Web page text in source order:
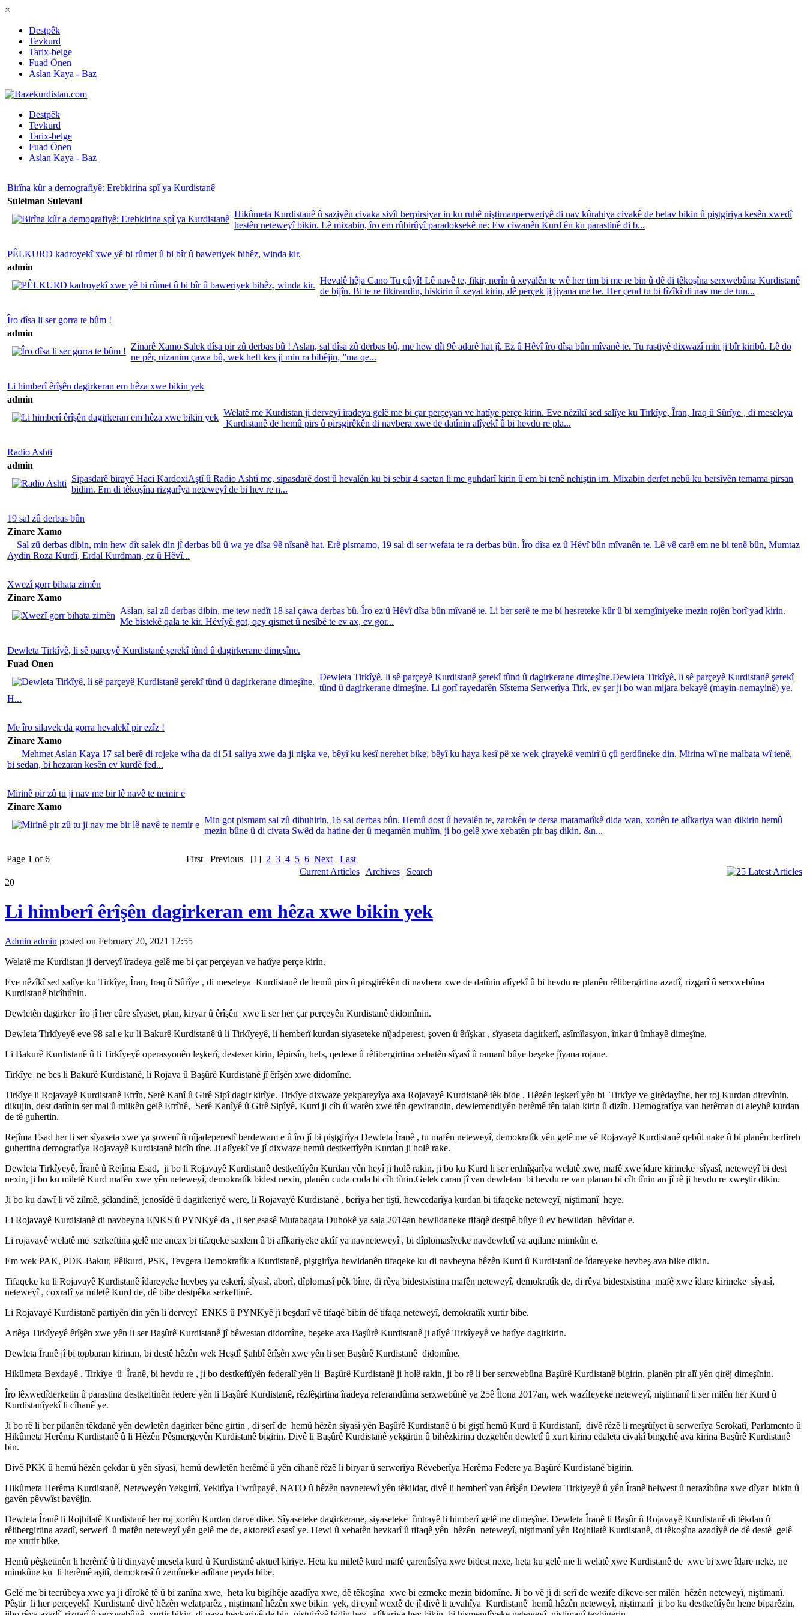
×
Destpêk
Tevkurd
Tarix-belge
Fuad Önen
Aslan Kaya - Baz
Destpêk
Tevkurd
Tarix-belge
Fuad Önen
Aslan Kaya - Baz
Birîna kûr a demografiyê: Erebkirina spî ya Kurdistanê
Suleiman Sulevani
Hikûmeta Kurdistanê û saziyên civaka sivîl berpirsiyar in ku ruhê niştimanperweriyê di nav kûrahiya civakê de belav bikin û piştgiriya kesên xwedî
hestên neteweyî bikin. Lê mixabin, îro em rûbirûyî paradoksekê ne: Ew ciwanên Kurd ên ku parastinê di b...
PÊLKURD kadroyekî xwe yê bi rûmet û bi bîr û baweriyek bihêz, winda kir.
admin
Hevalê hêja Cano Tu çûyî! Lê navê te, fikir, nerîn û xeyalên te wê her tim bi me re bin û dê di têkoşîna serxwebûna Kurdistanê
de bijîn. Bi te re fikirandin, hiskirin û xeyal kirin, dê perçek ji jiyana me be. Her çend tu bi fîzîkî di nav me de tun...
Îro dîsa li ser gorra te bûm !
admin
Zinarê Xamo Salek dîsa pir zû derbas bû ! Aslan, sal dîsa zû derbas bû, me hew dît 9ê adarê hat jî. Ez û Hêvî îro dîsa bûn mîvanê te. Tu rastiyê dixwazî min ji bîr kiribû. Lê do
ne pêr, nizanim çawa bû, wek heft kes ji min ra bibêjin, ”ma qe...
Li himberî êrîşên dagirkeran em hêza xwe bikin yek
admin
Welatê me Kurdistan ji derveyî îradeya gelê me bi çar perçeyan ve hatîye perçe kirin. Eve nêzîkî sed salîye ku Tirkîye, Îran, Iraq û Sûrîye , di meseleya
Kurdistanê de hemû pirs û pirsgirêkên di navbera xwe de datînin alîyekî û bi hevdu re pla...
Radio Ashti
admin
Sipasdarê birayê Haci KardoxiAştî û Radio Ashtî me, sipasdarê dost û hevalên ku bi sebir 4 saetan li me guhdarî kirin û em bi tenê nehiştin im. Mixabin derfet nebû ku bersîvên temama pirsan
bidim. Em di têkoşîna rizgarîya neteweyî de bi hev re n...
19 sal zû derbas bûn
Zinare Xamo
Sal zû derbas dibin, min hew dît salek din jî derbas bû û wa ye dîsa 9ê nîsanê hat. Erê pismamo, 19 sal di ser wefata te ra derbas bûn. Îro dîsa ez û Hêvî bûn mîvanên te. Lê vê carê em ne bi tenê bûn, Mumtaz
Aydin Roza Kurdî, Erdal Kurdman, ez û Hêvî...
Xwezî gorr bihata zimên
Zinare Xamo
Aslan, sal zû derbas dibin, me tew nedît 18 sal çawa derbas bû. Îro ez û Hêvî dîsa bûn mîvanê te. Li ber serê te me bi hesreteke kûr û bi xemgîniyeke mezin rojên borî yad kirin.
Me bîstekê qala te kir. Hêvîyê got, qey qismet û nesîbê te ev ax, ev gor...
Dewleta Tirkîyê, li sê parçeyê Kurdistanê şerekî tûnd û dagirkerane dimeşîne.
Fuad Onen
Dewleta Tirkîyê, li sê parçeyê Kurdistanê şerekî tûnd û dagirkerane dimeşîne.Dewleta Tirkîyê, li sê parçeyê Kurdistanê şerekî
tûnd û dagirkerane dimeşîne. Li gorî rayedarên Sîstema Serwerîya Tirk, ev şer ji bo wan mijara bekayê (mayin-nemayinê) ye.
H...
Me îro silavek da gorra hevalekî pir ezîz !
Zinare Xamo
Mehmet Aslan Kaya 17 sal berê di rojeke wiha da di 51 saliya xwe da ji nişka ve, bêyî ku kesî nerehet bike, bêyî ku haya kesî pê xe wek çirayekê vemirî û çû gerdûneke din. Mirina wî ne malbata wî tenê,
bi sedan, bi hezaran kesên ev kurdê fed...
Mirinê pir zû tu ji nav me bir lê navê te nemir e
Zinare Xamo
Min got pismam sal zû dibuhirin, 16 sal derbas bûn. Hemû dost û hevalên te, zarokên te dersa matamatîkê dida wan, xortên te alîkariya wan dikirin hemû
mezin bûne û di civata Swêd da hatine der û meqamên muhîm, ji bo gelê xwe xebatên pir baş dikin. &n...
Page 1 of 6 First Previous [1] 2 3 4 5 6 Next
Last
Current Articles| Archives| Search
20
Li himberî êrîşên dagirkeran em hêza xwe bikin yek
Admin admin posted on February 20, 2021 12:55
Welatê me Kurdistan ji derveyî îradeya gelê me bi çar perçeyan ve hatîye perçe kirin.
Eve nêzîkî sed salîye ku Tirkîye, Îran, Iraq û Sûrîye , di meseleya Kurdistanê de hemû pirs û pirsgirêkên di navbera xwe de datînin alîyekî û bi hevdu re planên rêlibergirtina azadî, rizgarî û serxwebûna
Kurdistanê bicîhtînin.
Dewletên dagirker îro jî her cûre sîyaset, plan, kiryar û êrîşên xwe li ser her çar perçeyên Kurdistanê didomînin.
Dewleta Tirkîyeyê eve 98 sal e ku li Bakurê Kurdistanê û li Tirkîyeyê, li hemberî kurdan siyaseteke nîjadperest, şoven û êrîşkar , sîyaseta dagirkerî, asîmîlasyon, înkar û îmhayê dimeşîne.
Li Bakurê Kurdistanê û li Tirkîyeyê operasyonên leşkerî, desteser kirin, lêpirsîn, hefs, qedexe û rêlibergirtina xebatên sîyasî û ramanî bûye beşeke jîyana rojane.
Tirkîye ne bes li Bakurê Kurdistanê, li Rojava û Başûrê Kurdistanê jî êrîşên xwe didomîne.
Tirkîye li Rojavayê Kurdistanê Efrîn, Serê Kanî û Girê Sipî dagir kirîye. Tirkîye dixwaze yekpareyîya axa Rojavayê Kurdistanê têk bide . Hêzên leşkerî yên bi Tirkîye ve girêdayîne, her roj Kurdan direvînin,
dikujin, dest datînin ser mal û milkên gelê Efrînê, Serê Kanîyê û Girê Sipîyê. Kurd ji cîh û warên xwe tên qewirandin, dewlemendiyên herêmê tên talan kirin û dizîn. Demografîya van herêman di aleyhê kurdan
de tê guhertin.
Rejîma Esad her li ser sîyaseta xwe ya şowenî û nîjadeperestî berdewam e û îro jî bi piştgirîya Dewleta Îranê , tu mafên neteweyî, demokratîk yên gelê me yê Rojavayê Kurdistanê qebûl nake û bi planên berfireh
guhertina demografîya Rojavayê Kurdistanê bicîh tîne. Ji alîyekî ve jî dixwaze hemû destkeftîyên Kurdan ji holê rake.
Dewleta Tirkîyeyê, Îranê û Rejîma Esad, ji bo li Rojavayê Kurdistanê destkeftîyên Kurdan yên heyî ji holê rakin, ji bo ku Kurd li ser erdnîgarîya welatê xwe, mafê xwe îdare kirineke sîyasî, neteweyî bi dest
nexin, ji bo ku miletê Kurd mafên xwe yên neteweyî, demokratîk bidest nexin, planên cuda cuda bi cîh tînin.Gelek caran jî van dewletan bi hevdu re van planan bi cîh tînin an jî rê ji hevdu re xweştir dikin.
Ji bo ku dawî li vê zilmê, şêlandinê, jenosîdê û dagirkeriyê were, li Rojavayê Kurdistanê , berîya her tiştî, hewcedarîya kurdan bi tifaqeke neteweyî, niştimanî heye.
Li Rojavayê Kurdistanê di navbeyna ENKS û PYNKyê da , li ser esasê Mutabaqata Duhokê ya sala 2014an hewildaneke tifaqê destpê bûye û ev hewildan hêvîdar e.
Li rojavayê welatê me serkeftina gelê me ancax bi tifaqeke saxlem û bi alîkariyeke aktîf ya navneteweyî , bi dîplomasîyeke navdewletî ya aqilane mimkûn e.
Em wek PAK, PDK-Bakur, Pêlkurd, PSK, Tevgera Demokratîk a Kurdistanê, piştgirîya hewldanên tifaqeke ku di navbeyna hêzên Kurd û Kurdistanî de îdareyeke hevbeş ava bike dikin.
Tifaqeke ku li Rojavayê Kurdistanê îdareyeke hevbeş ya eskerî, sîyasî, aborî, dîplomasî pêk bîne, di rêya bidestxistina mafên neteweyî, demokratîk de, di rêya bidestxistina mafê xwe îdare kirineke sîyasî,
neteweyî , coxrafî ya miletê Kurd de, dê bibe destpêka serkeftinê.
Li Rojavayê Kurdistanê partiyên din yên li derveyî ENKS û PYNKyê jî beşdarî vê tifaqê bibin dê tifaqa neteweyî, demokratîk xurtir bibe.
Artêşa Tirkîyeyê êrîşên xwe yên li ser Başûrê Kurdistanê jî bêwestan didomîne, beşeke axa Başûrê Kurdistanê ji alîyê Tirkîyeyê ve hatîye dagirkirin.
Dewleta Îranê jî bi topbaran kirinan, bi destê hêzên wek Heşdî Şahbî êrîşên xwe yên li ser Başûrê Kurdistanê didomîne.
Hikûmeta Bexdayê , Tirkîye û Îranê, bi hevdu re , ji bo destkeftîyên federalî yên li Başûrê Kurdistanê ji holê rakin, ji bo rê li ber serxwebûna Başûrê Kurdistanê bigirin, planên pir alî yên qirêj dimeşînin.
Îro lêxwedîderketin û parastina destkeftinên federe yên li Başûrê Kurdistanê, rêzlêgirtina îradeya referandûma serxwebûnê ya 25ê Îlona 2017an, wek wazîfeyeke neteweyî, niştimanî li ser milên her Kurd û
Kurdistanîyekî li cîhanê ye.
Ji bo rê li ber pilanên têkdanê yên dewletên dagirker bêne girtin , di serî de hemû hêzên sîyasî yên Başûrê Kurdistanê û bi giştî hemû Kurd û Kurdistanî, divê rêzê li meşrûîyet û serwerîya Serokatî, Parlamento û
Hikûmeta Herêma Kurdistanê û li Hêzên Pêşmergeyên Kurdistanê bigirin. Divê li Başûrê Kurdistanê yekgirtin û bihêzkirina dezgehên dewletî û xurt kirina edaleta civakî bingehê ava kirina Başûrê Kurdistanê
bin.
Divê PKK û hemû hêzên çekdar û yên sîyasî, hemû dewletên herêmê û yên cîhanê rêzê li biryar û serwerîya Rêveberîya Herêma Federe ya Başûrê Kurdistanê bigirin.
Hikûmeta Herêma Kurdistanê, Neteweyên Yekgirtî, Yekitîya Ewrûpayê, NATO û hêzên navnetewî yên têkildar, divê li hemberî van êrîşên Dewleta Tirkiyeyê û yên Îranê helwest û nerazîbûna xwe dîyar bikin û
gavên pêvwîst bavêjin.
Dewleta Îranê li Rojhilatê Kurdistanê her roj xortên Kurdan darve dike. Sîyaseteke dagirkerane, siyaseteke îmhayê li himberî gelê me dimeşîne. Dewleta Îranê li Başûr û Rojavayê Kurdistanê di têkdan û
rêlibergirtina azadî, serwerî û mafên neteweyî yên gelê me de, aktorekî esasî ye. Hewl û xebatên hevkarî û tifaqê yên hêzên neteweyî, niştimanî yên Rojhilatê Kurdistanê, di têkoşîna azadîyê de dê destê gelê
me xurtir bike.
Hemû pêşketinên li herêmê û li dinyayê mesela kurd û Kurdistanê aktuel kiriye. Heta ku miletê kurd mafê çarenûsîya xwe bidest nexe, heta ku gelê me li welatê xwe Kurdistanê de xwe bi xwe îdare neke, ne
mimkûne ku li herêmê aşitî, demokrasî û zemîneke adîlane peyda bibe.
Gelê me bi tecrûbeya xwe ya ji dîrokê tê û bi zanîna xwe, heta ku bigihêje azadîya xwe, dê têkoşîna xwe bi ezmeke mezin bidomîne. Ji bo vê jî di serî de wezîfe dikeve ser milên hêzên neteweyî, niştimanî.
Pêştir li her perçeyekî Kurdistanê divê hêzên welatparêz , niştimanî hêzên xwe bikin yek, di eynî wextê de jî divê li tevahîya Kurdistanê hemû hêzên neteweyî, niştimanî ji bo ku destkeftîyên hene biparêzin,